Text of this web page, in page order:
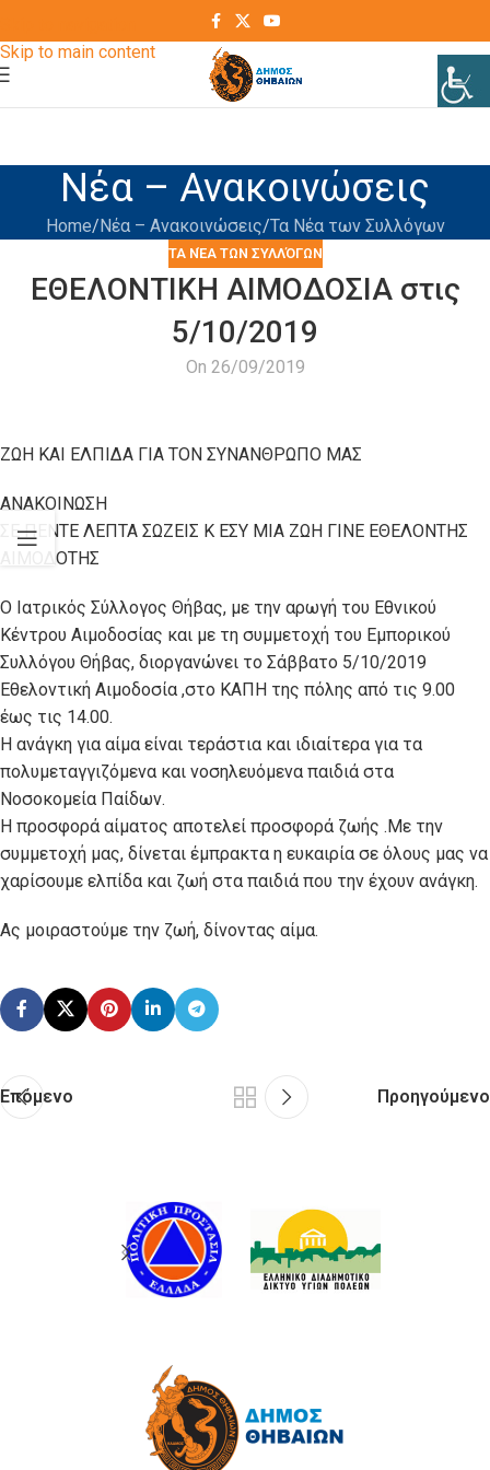
Skip to main content
Νέα – Ανακοινώσεις
Home Νέα – Ανακοινώσεις Τα Νέα των Συλλόγων
ΤΑ ΝΈΑ ΤΩΝ ΣΥΛΛΌΓΩΝ
ΕΘΕΛΟΝΤΙΚΗ ΑΙΜΟΔΟΣΙΑ στις
5/10/2019
On 26/09/2019
ΖΩΗ ΚΑΙ ΕΛΠΙΔΑ ΓΙΑ ΤΟΝ ΣΥΝΑΝΘΡΩΠΟ ΜΑΣ
ANAKOINΩΣΗ
ΣΕ ΠΕΝΤΕ ΛΕΠΤΑ ΣΩΖΕΙΣ Κ ΕΣΥ ΜΙΑ ΖΩΗ ΓΙΝΕ ΕΘΕΛΟΝΤΗΣ
ΑΙΜΟΔΟΤΗΣ
Ο Ιατρικός Σύλλογος Θήβας, με την αρωγή του Εθνικού
Κέντρου Αιμοδοσίας και με τη συμμετοχή του Εμπορικού
Συλλόγου Θήβας, διοργανώνει το Σάββατο 5/10/2019
Εθελοντική Αιμοδοσία ,στο ΚΑΠΗ της πόλης από τις 9.00
έως τις 14.00.
Η ανάγκη για αίμα είναι τεράστια και ιδιαίτερα για τα
πολυμεταγγιζόμενα και νοσηλευόμενα παιδιά στα
Νοσοκομεία Παίδων.
Η προσφορά αίματος αποτελεί προσφορά ζωής .Με την
συμμετοχή μας, δίνεται έμπρακτα η ευκαιρία σε όλους μας να
χαρίσουμε ελπίδα και ζωή στα παιδιά που την έχουν ανάγκη.
Ας μοιραστούμε την ζωή, δίνοντας αίμα.
Επόμενο Προηγούμενο